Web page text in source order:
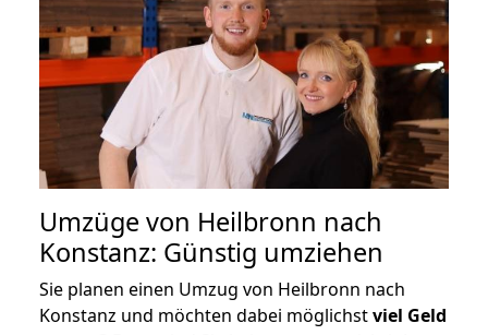
Umzüge von Heilbronn nach
Konstanz: Günstig umziehen
Sie planen einen Umzug von Heilbronn nach
Konstanz und möchten dabei möglichstviel Geld